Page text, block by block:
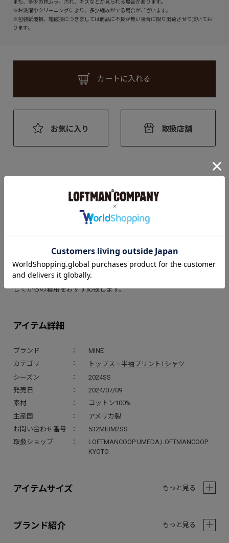
また、多少の色ムラ、汚れ、キズなどが見られる場合があります。
※お洗濯やクリーニングにより、多少縮みがでる場合がございます。
※包装紙破損、箱破損につきましては商品に不良が無い場合に限り出荷させて頂いてお
ります。
カートに入れる
お気に入り 取扱店舗
アイテム詳細
ブランド
MINE
カテゴリ
トップス >半袖プリントTシャツ
シーズン
2024SS
発売日
2024/07/09
素材
コットン100%
生産国
アメリカ製
お問い合わせ番号
532MIBM2SS
取扱ショップ
LOFTMANCOOP UMEDA,LOFTMANCOOP
KYOTO
blackmeansのロゴ・般若心経のレターグラフィックをMINE USA の
アイコンと融合させたクリエイションは高い注目度を誇る内容に仕
※時折プリントデザインまわりに四角いラインがうっすら白く見え
る場合が御座います。（※黒などの濃い色のボディーに見られま
す）プリントの際にスクイージーでプレスされた跡であり、水でき
れいに落とせます。気になる場合は、着用前に洗濯や霧吹きなどを
してからの着用をおすすめ致します。
アイテムサイズ もっと見る
ブランド紹介 もっと見る